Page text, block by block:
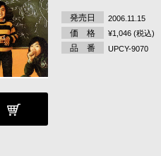
発売日 2006.11.15
価 格 ¥1,046 (税込)
品 番 UPCY-9070